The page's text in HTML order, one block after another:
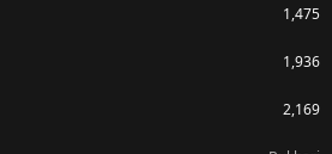
1,475
1,936
2,169